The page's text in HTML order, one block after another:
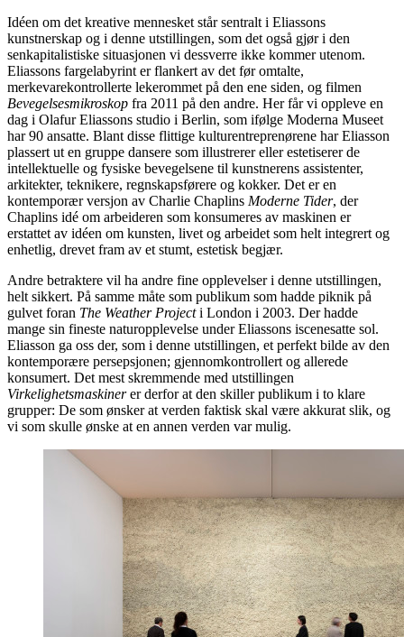
Idéen om det kreative mennesket står sentralt i Eliassons
kunstnerskap og i denne utstillingen, som det også gjør i den
senkapitalistiske situasjonen vi dessverre ikke kommer utenom.
Eliassons fargelabyrint er flankert av det før omtalte,
merkevarekontrollerte lekerommet på den ene siden, og filmen
Bevegelsesmikroskop fra 2011 på den andre. Her får vi oppleve en
dag i Olafur Eliassons studio i Berlin, som ifølge Moderna Museet
har 90 ansatte. Blant disse flittige kulturentreprenørene har Eliasson
plassert ut en gruppe dansere som illustrerer eller estetiserer de
intellektuelle og fysiske bevegelsene til kunstnerens assistenter,
arkitekter, teknikere, regnskapsførere og kokker. Det er en
kontemporær versjon av Charlie Chaplins Moderne Tider, der
Chaplins idé om arbeideren som konsumeres av maskinen er
erstattet av idéen om kunsten, livet og arbeidet som helt integrert og
enhetlig, drevet fram av et stumt, estetisk begjær.
Andre betraktere vil ha andre fine opplevelser i denne utstillingen,
helt sikkert. På samme måte som publikum som hadde piknik på
gulvet foran The Weather Projecti London i 2003. Der hadde
mange sin fineste naturopplevelse under Eliassons iscenesatte sol.
Eliasson ga oss der, som i denne utstillingen, et perfekt bilde av den
kontemporære persepsjonen; gjennomkontrollert og allerede
konsumert. Det mest skremmende med utstillingen
Virkelighetsmaskinerer derfor at den skiller publikum i to klare
grupper: De som ønsker at verden faktisk skal være akkurat slik, og
vi som skulle ønske at en annen verden var mulig.